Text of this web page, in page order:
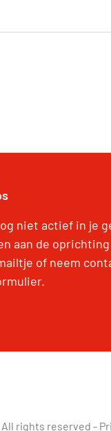
niet actief in je
aan de
of neem
rights reserved -